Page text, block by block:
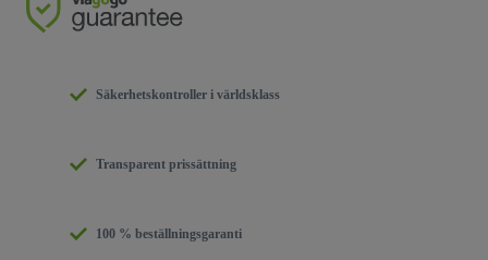
Säkerhetskontroller i världsklass
Transparent prissättning
100 % beställningsgaranti